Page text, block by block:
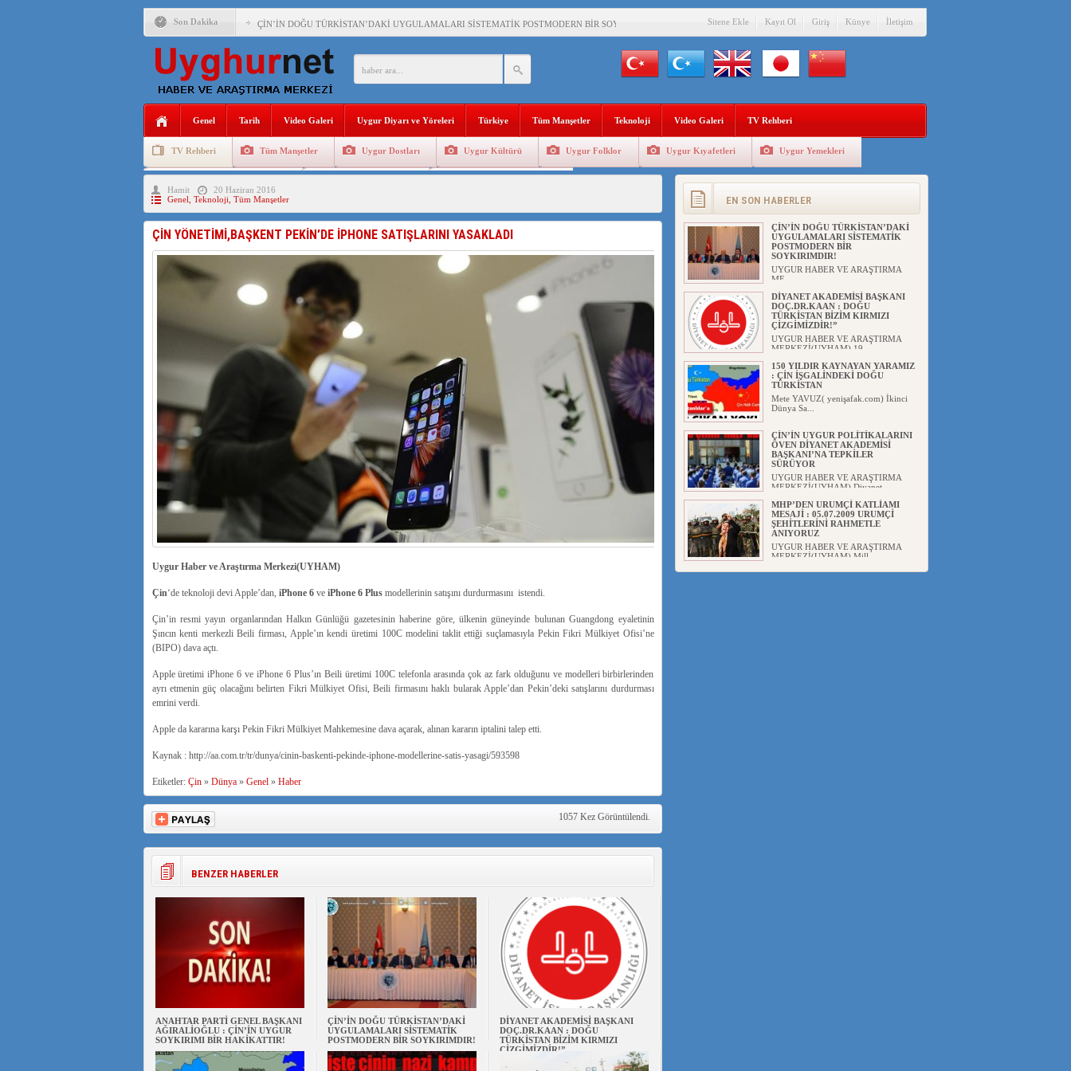
Son Dakika ÇİN’İN DOĞU TÜRKİSTAN’DAKİ UYGULAMALARI SİSTEMATİK POSTMODERN BİR SOYKIRIMDIR!
DİYANET AKADEMİSİ BAŞKANI DOÇ.DR.KAAN : DOĞU TÜRKİSTAN BİZİM KIRMIZI ÇİZGİMİZDİR!”
ÇİN’İN UYGUR POLİTİKALARINI ÖVEN DİYANET AKADEMİSİ BAŞKANI’NA TEPKİLER SÜRÜYOR
MHP’DEN URUMÇİ KATLİAMI MESAJİ : 05.07.2009 URUMÇİ ŞEHİTLERİNİ RAHMETLE ANIYORUZ
İŞGALCİ ÇİN’DEN “FETİHLER SULTANI MEHMET”DİZİSİNE GARİP SANSÜR VE HADSIZ İHTAR
SAADET PARTİSİ İLÇE BAŞKANI : TEMMUZ AYI,DOĞU TÜRKİSTAN İÇİN KATLİAM AYI DEĞİLDİR !
Sitene Ekle Kayıt Ol Giriş Künye İletişim
Genel Tarih Video Galeri Uygur Diyarı ve Yöreleri Türkiye Tüm Manşetler Teknoloji Video Galeri TV Rehberi
TV Rehberi Tüm Manşetler Uygur Dostları Uygur Kültürü Uygur Folklor Uygur Kıyafetleri Uygur Yemekleri
Uygurlarda Düğün ve Cenaze
Hamit
20 Haziran 2016
Genel Teknoloji Tüm Manşetler
ÇİN YÖNETİMİ,BAŞKENT PEKİN’DE İPHONE SATIŞLARINI YASAKLADI
Uygur Haber ve Araştırma Merkezi(UYHAM)
Çin‘de teknoloji devi Apple’dan, iPhone 6veiPhone 6 Plusmodellerinin satışını durdurmasını istendi.
Çin’in resmi yayın organlarından Halkın Günlüğü gazetesinin haberine göre, ülkenin güneyinde bulunan Guangdong eyaletinin
Şıncın kenti merkezli Beili firması, Apple’ın kendi üretimi 100C modelini taklit ettiği suçlamasıyla Pekin Fikri Mülkiyet Ofisi’ne
(BIPO) dava açtı.
Apple üretimi iPhone 6 ve iPhone 6 Plus’ın Beili üretimi 100C telefonla arasında çok az fark olduğunu ve modelleri birbirlerinden
ayrı etmenin güç olacağını belirten Fikri Mülkiyet Ofisi, Beili firmasını haklı bularak Apple’dan Pekin’deki satışlarını durdurması
emrini verdi.
Apple da kararına karşı Pekin Fikri Mülkiyet Mahkemesine dava açarak, alınan kararın iptalini talep etti.
Kaynak : http://aa.com.tr/tr/dunya/cinin-baskenti-pekinde-iphone-modellerine-satis-yasagi/593598
Etiketler: Çin» Dünya» Genel» Haber
1057 Kez Görüntülendi.
BENZER HABERLER
ANAHTAR PARTİ GENEL BAŞKANI
AĞIRALİOĞLU : ÇİN’İN UYGUR
SOYKIRIMI BİR HAKİKATTIR!
ÇİN’İN DOĞU TÜRKİSTAN’DAKİ
UYGULAMALARI SİSTEMATİK
POSTMODERN BİR SOYKIRIMDIR!
DİYANET AKADEMİSİ BAŞKANI
DOÇ.DR.KAAN : DOĞU
TÜRKİSTAN BİZİM KIRMIZI
ÇİZGİMİZDİR!”
EN SON HABERLER
ANAHTAR PARTİ GENEL
BAŞKANI AĞIRALİOĞLU : ÇİN’İN
UYGUR SOYKIRIMI BİR
HAKİKATTIR!
UYGUR HABER VE ARAŞTIRMA
ÇİN’İN DOĞU TÜRKİSTAN’DAKİ
UYGULAMALARI SİSTEMATİK
POSTMODERN BİR
SOYKIRIMDIR!
UYGUR HABER VE ARAŞTIRMA
ME...
DİYANET AKADEMİSİ BAŞKANI
DOÇ.DR.KAAN : DOĞU
TÜRKİSTAN BİZİM KIRMIZI
ÇİZGİMİZDİR!”
UYGUR HABER VE ARAŞTIRMA
MERKEZİ(UYHAM) 19...
150 YILDIR KAYNAYAN YARAMIZ
: ÇİN İŞGALİNDEKİ DOĞU
TÜRKİSTAN
Mete YAVUZ( yenişafak.com) İkinci
Dünya Sa...
ÇİN’İN UYGUR POLİTİKALARINI
ÖVEN DİYANET AKADEMİSİ
BAŞKANI’NA TEPKİLER
SÜRÜYOR
UYGUR HABER VE ARAŞTIRMA
MERKEZİ(UYHAM) Diyanet
MHP’DEN URUMÇİ KATLİAMI
MESAJİ : 05.07.2009 URUMÇİ
ŞEHİTLERİNİ RAHMETLE
ANIYORUZ
UYGUR HABER VE ARAŞTIRMA
MERKEZİ(UYHAM) Mill...
ÇİN’İN ANKARA BÜYÜKELÇİSİ